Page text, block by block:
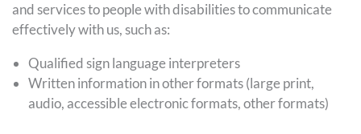
and services to people with disabilities to communicate
effectively with us, such as:
Qualified sign language interpreters
Written information in other formats (large print,
audio, accessible electronic formats, other formats)